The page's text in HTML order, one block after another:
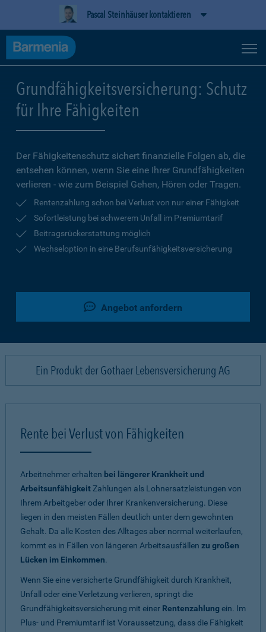
Pascal Steinhäuser kontaktieren
Grundfähigkeitsversicherung: Schutz
für Ihre Fähigkeiten
Der Fähigkeitenschutz sichert finanzielle Folgen ab, die
entsehen können, wenn Sie eine Ihrer Grundfähigkeiten
verlieren - wie zum Beispiel Gehen, Hören oder Tragen.
Rentenzahlung schon bei Verlust von nur einer Fähigkeit
Sofortleistung bei schwerem Unfall im Premiumtarif
Beitragsrückerstattung möglich
Wechseloption in eine Berufsunfähigkeitsversicherung
Angebot anfordern
Ein Produkt der Gothaer Lebensversicherung AG
Rente bei Verlust von Fähigkeiten
Arbeitnehmer erhalten bei längerer Krankheit und
ArbeitsunfähigkeitZahlungen als Lohnersatzleistungen von
Ihrem Arbeitgeber oder Ihrer Krankenversicherung. Diese
liegen in den meisten Fällen deutlich unter dem gewohnten
Gehalt. Da alle Kosten des Alltages aber normal weiterlaufen,
kommt es in Fällen von längeren Arbeitsausfällen zu großen
Lücken im Einkommen.
Wenn Sie eine versicherte Grundfähigkeit durch Krankheit,
Unfall oder eine Verletzung verlieren, springt die
Grundfähigkeitsversicherung mit einer Rentenzahlung ein. Im
Plus- und Premiumtarif ist Voraussetzung, dass die Fähigkeit